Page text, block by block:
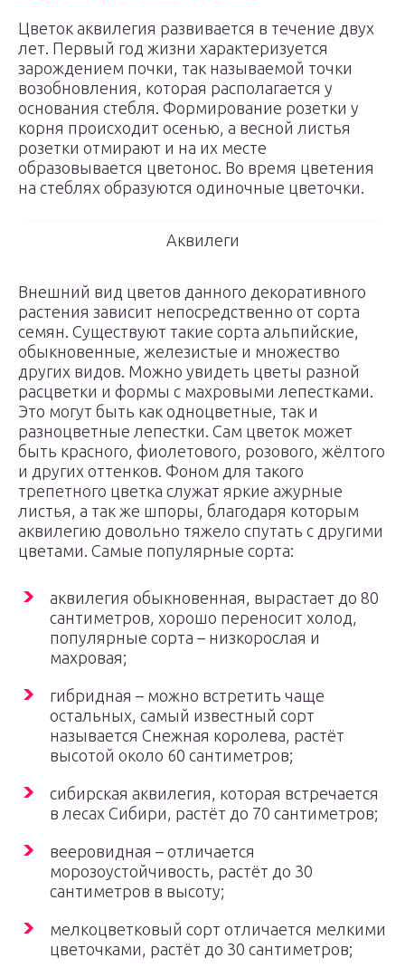
Цветок аквилегия развивается в течение двух
лет. Первый год жизни характеризуется
зарождением почки, так называемой точки
возобновления, которая располагается у
основания стебля. Формирование розетки у
корня происходит осенью, а весной листья
розетки отмирают и на их месте
образовывается цветонос. Во время цветения
на стеблях образуются одиночные цветочки.
Аквилеги
Внешний вид цветов данного декоративного
растения зависит непосредственно от сорта
семян. Существуют такие сорта альпийские,
обыкновенные, железистые и множество
других видов. Можно увидеть цветы разной
расцветки и формы с махровыми лепестками.
Это могут быть как одноцветные, так и
разноцветные лепестки. Сам цветок может
быть красного, фиолетового, розового, жёлтого
и других оттенков. Фоном для такого
трепетного цветка служат яркие ажурные
листья, а так же шпоры, благодаря которым
аквилегию довольно тяжело спутать с другими
цветами. Самые популярные сорта:
аквилегия обыкновенная, вырастает до 80
сантиметров, хорошо переносит холод,
популярные сорта – низкорослая и
махровая;
гибридная – можно встретить чаще
остальных, самый известный сорт
называется Снежная королева, растёт
высотой около 60 сантиметров;
сибирская аквилегия, которая встречается
в лесах Сибири, растёт до 70 сантиметров;
вееровидная – отличается
морозоустойчивость, растёт до 30
сантиметров в высоту;
мелкоцветковый сорт отличается мелкими
цветочками, растёт до 30 сантиметров;